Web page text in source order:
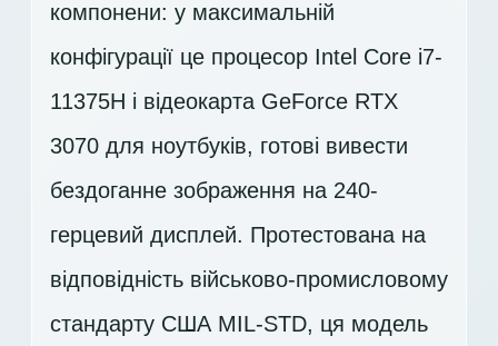
компонени: у максимальній
конфігурації це процесор Intel Core i7-
11375H і відеокарта GeForce RTX
3070 для ноутбуків, готові вивести
бездоганне зображення на 240-
герцевий дисплей. Протестована на
відповідність військово-промисловому
стандарту США MIL-STD, ця модель